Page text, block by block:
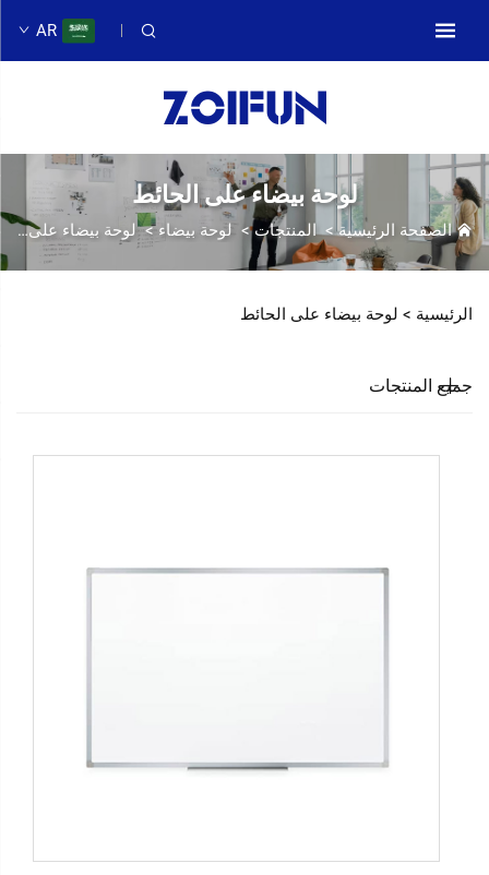
AR
لوحة بيضاء على الحائط
الصفحة الرئيسية>المنتجات> لوحة بيضاء>لوحة بيضاء على الحائط
الرئيسية > لوحة بيضاء على الحائط
جميع المنتجات